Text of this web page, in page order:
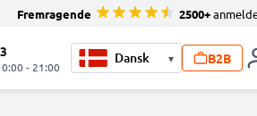
Fremragende 2500+
- 21:00
▾ B2B